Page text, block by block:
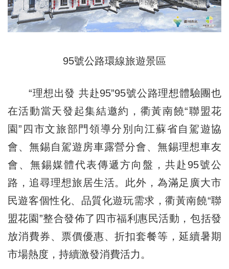
95號公路環線旅遊景區
“理想出發 共赴95”95號公路理想體驗團也
在活動當天發起集結邀約，衢黃南饒“聯盟花
園”四市文旅部門領導分別向江蘇省自駕遊協
會、無錫自駕遊房車露營分會、無錫理想車友
會、無錫媒體代表傳遞方向盤，共赴95號公
路，追尋理想旅居生活。此外，為滿足廣大市
民遊客個性化、品質化遊玩需求，衢黃南饒“聯
盟花園”整合發佈了四市福利惠民活動，包括發
放消費券、票價優惠、折扣套餐等，延續暑期
市場熱度，持續激發消費活力。